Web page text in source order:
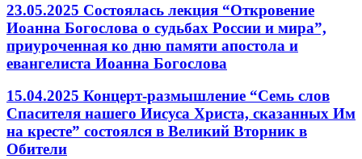
23.05.2025 Состоялась лекция “Откровение
Иоанна Богослова о судьбах России и мира”,
приуроченная ко дню памяти апостола и
евангелиста Иоанна Богослова
15.04.2025 Концерт-размышление “Семь слов
Спасителя нашего Иисуса Христа, сказанных Им
на кресте” состоялся в Великий Вторник в
Обители